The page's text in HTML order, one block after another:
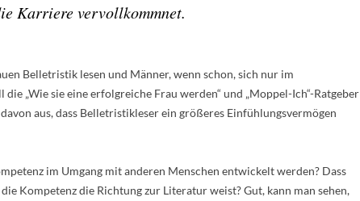
Karriere vervollkommnet.
Belletristik lesen und Männer, wenn schon, sich nur im
„Wie sie eine erfolgreiche Frau werden“ und „Moppel-Ich“-Ratgeber
aus, dass Belletristikleser ein größeres Einfühlungsvermögen
im Umgang mit anderen Menschen entwickelt werden? Dass
Kompetenz die Richtung zur Literatur weist? Gut, kann man sehen,